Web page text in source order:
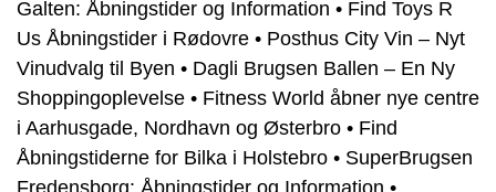
Galten: Åbningstider og Information • Find Toys R
Us Åbningstider i Rødovre • Posthus City Vin – Nyt
Vinudvalg til Byen • Dagli Brugsen Ballen – En Ny
Shoppingoplevelse • Fitness World åbner nye centre
i Aarhusgade, Nordhavn og Østerbro • Find
Åbningstiderne for Bilka i Holstebro • SuperBrugsen
Fredensborg: Åbningstider og Information •